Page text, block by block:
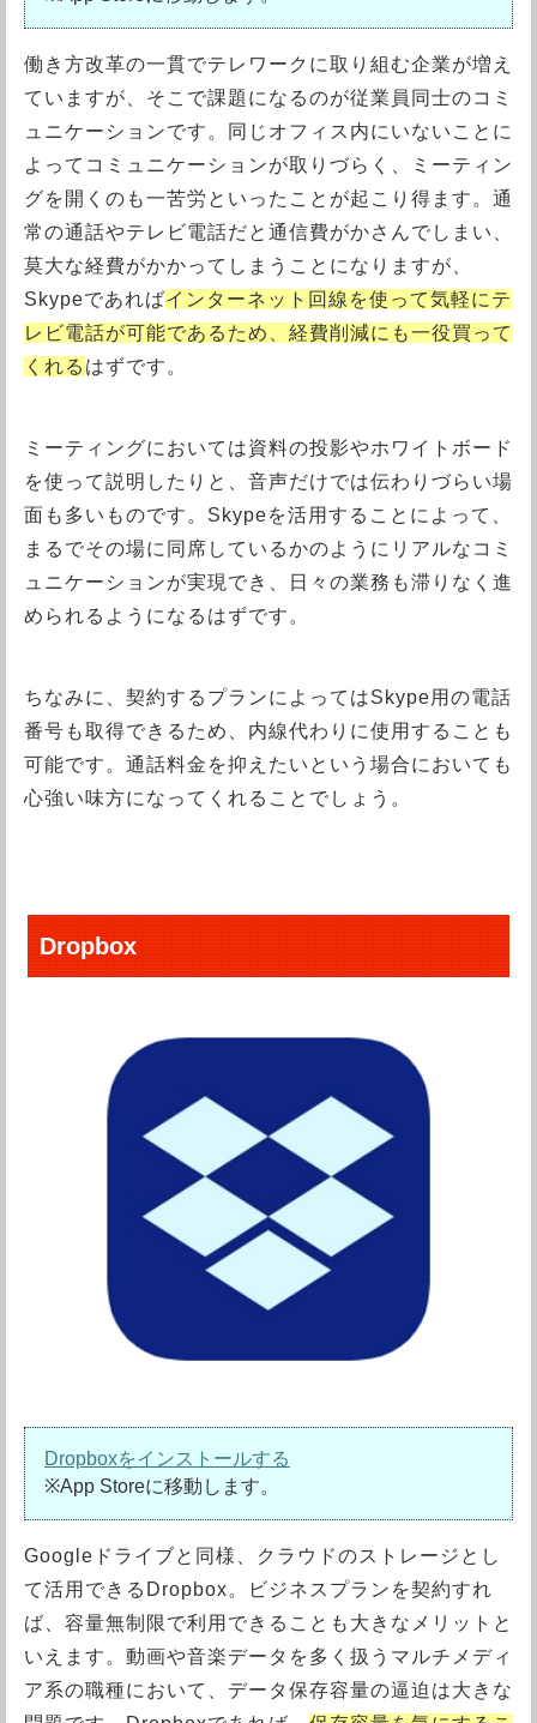
働き方改革の一貫でテレワークに取り組む企業が増え
ていますが、そこで課題になるのが従業員同士のコミ
ュニケーションです。同じオフィス内にいないことに
よってコミュニケーションが取りづらく、ミーティン
グを開くのも一苦労といったことが起こり得ます。通
常の通話やテレビ電話だと通信費がかさんでしまい、
莫大な経費がかかってしまうことになりますが、
Skypeであればインターネット回線を使って気軽にテ
レビ電話が可能であるため、経費削減にも一役買って
くれる はずです。
ミーティングにおいては資料の投影やホワイトボード
を使って説明したりと、音声だけでは伝わりづらい場
面も多いものです。Skypeを活用することによって、
まるでその場に同席しているかのようにリアルなコミ
ュニケーションが実現でき、日々の業務も滞りなく進
められるようになるはずです。
ちなみに、契約するプランによってはSkype用の電話
番号も取得できるため、内線代わりに使用することも
可能です。通話料金を抑えたいという場合においても
心強い味方になってくれることでしょう。
Dropbox
Dropboxをインストールする
※App Storeに移動します。
Googleドライブと同様、クラウドのストレージとし
て活用できるDropbox。ビジネスプランを契約すれ
ば、容量無制限で利用できることも大きなメリットと
いえます。動画や音楽データを多く扱うマルチメディ
ア系の職種において、データ保存容量の逼迫は大きな